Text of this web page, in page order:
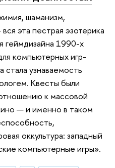
шаманизм,
эта пестрая эзотерика
геймдизайна 1990-х
компьютерных игр-
стала узнаваемость
Квесты были
к массовой
— и именно в таком
оккультура: западный
компьютерные игры».